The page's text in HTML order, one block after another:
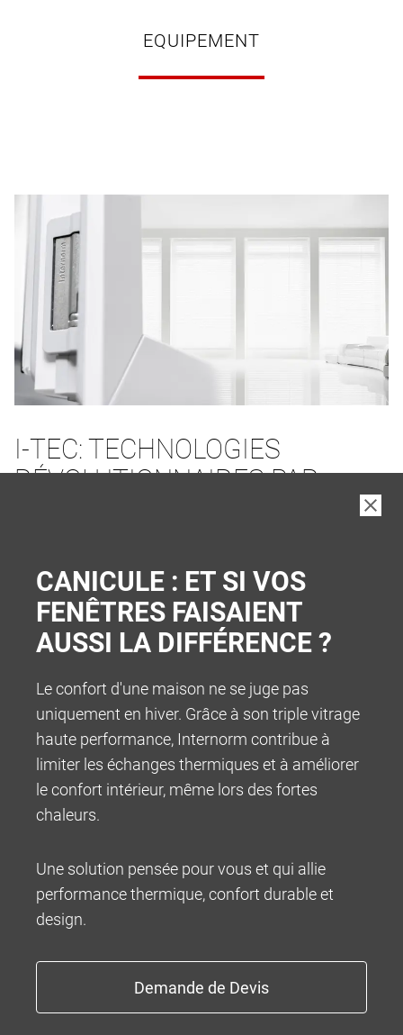
EQUIPEMENT
I-TEC: TECHNOLOGIES
RÉVOLUTIONNAIRES PAR
INFOCENTER
100% MADE IN AUSTRIA
CANICULE : ET SI VOS
FENÊTRES FAISAIENT
AUSSI LA DIFFÉRENCE ?
Le confort d'une maison ne se juge pas
uniquement en hiver. Grâce à son triple vitrage
haute performance, Internorm contribue à
limiter les échanges thermiques et à améliorer
le confort intérieur, même lors des fortes
chaleurs.
Une solution pensée pour vous et qui allie
performance thermique, confort durable et
design.